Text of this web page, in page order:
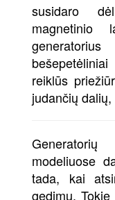
susidaro
magnetinio
reiklūs
judančių
Generatorių
modeliuose
tada, kai
gedimų.